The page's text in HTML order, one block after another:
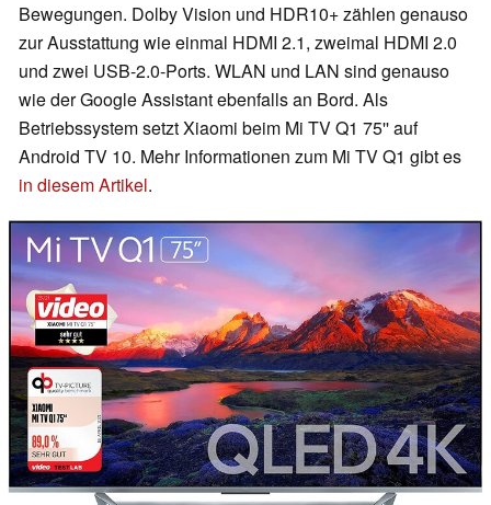
Bewegungen. Dolby Vision und HDR10+ zählen genauso
zur Ausstattung wie einmal HDMI 2.1, zweimal HDMI 2.0
und zwei USB-2.0-Ports. WLAN und LAN sind genauso
wie der Google Assistant ebenfalls an Bord. Als
Betriebssystem setzt Xiaomi beim Mi TV Q1 75'' auf
Android TV 10. Mehr Informationen zum Mi TV Q1 gibt es
in diesem Artikel.